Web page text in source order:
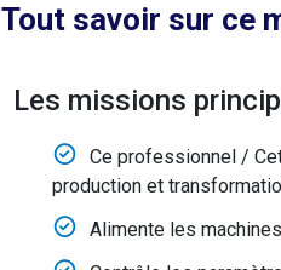
Tout savoir sur ce
Les missions
Ce professionnel /
production et
Alimente les